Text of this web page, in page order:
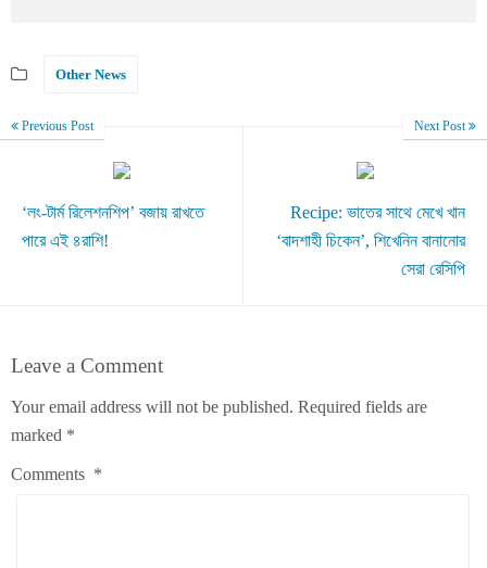
Other News
Previous Post
‘লং-টার্ম রিলেশনশিপ’ বজায় রাখতে
পারে এই ৪রাশি!
Next Post
Recipe: ভাতের সাথে মেখে খান
‘বাদশাহী চিকেন’, শিখেনিন বানানোর
সেরা রেসিপি
Leave a Comment
Your email address will not be published. Required fields are
marked *
Comments *